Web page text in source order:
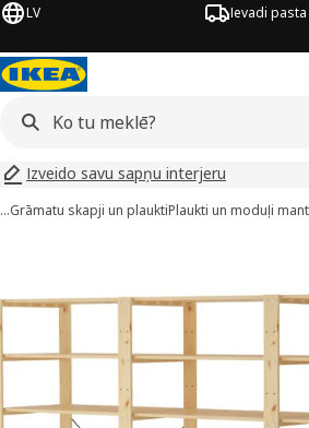
LV Ievadi
Izveido savu sapņu interjeru
…Grāmatu skapji un plauktiPlaukti un moduļi